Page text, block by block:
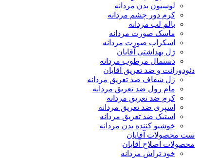
لوسیون بدن مردانه
کرم دور چشم مردانه
بالم لب مردانه
ماسک صورت مردانه
اسکراب صورت مردانه
ژل بهداشتی آقایان
دستمال مرطوب مردانه
دئودورانت و ضد تعریق آقایان
ژل شفاف ضد تعریق مردانه
مام رول ضد تعریق مردانه
کرم ضد تعریق مردانه
اسپری ضد تعریق مردانه
استیک ضد تعریق مردانه
خوشبو کننده بدن مردانه
ست محصولات آقایان
محصولات اصلاح آقایان
خود تراش مردانه